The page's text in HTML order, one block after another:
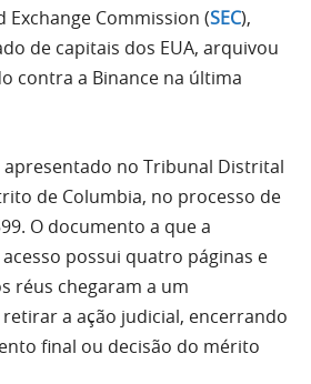
Exchange Commission (SEC),
de capitais dos EUA, arquivou
contra a Binance na última
no Tribunal Distrital
de Columbia, no processo de
O documento a que a
possui quatro páginas e
réus chegaram a um
a ação judicial, encerrando
final ou decisão do mérito